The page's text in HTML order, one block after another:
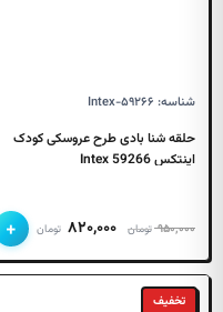
شناسه: Intex-۵۹۲۶۶
حلقه شنا بادی طرح عروسکی کودک
اینتکس 59266 Intex
۹۵۰,۰۰۰ تومان
قیمت
۹۵۰,۰۰۰ تومان
۸۲۰,۰۰۰ تومانقیمت
فعلی
+
تخفیف